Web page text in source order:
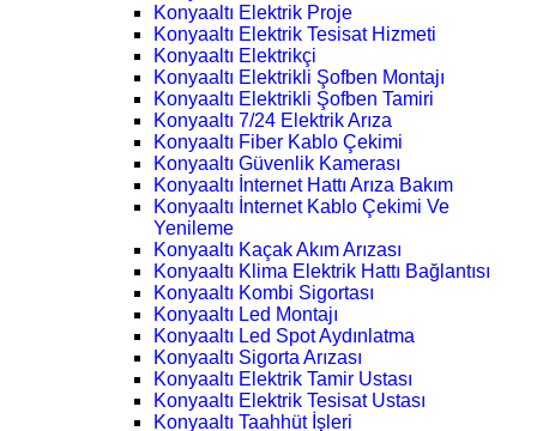
Konyaaltı Elektrik Proje
Konyaaltı Elektrik Tesisat Hizmeti
Konyaaltı Elektrikçi
Konyaaltı Elektrikli Şofben Montajı
Konyaaltı Elektrikli Şofben Tamiri
Konyaaltı 7/24 Elektrik Arıza
Konyaaltı Fiber Kablo Çekimi
Konyaaltı Güvenlik Kamerası
Konyaaltı İnternet Hattı Arıza Bakım
Konyaaltı İnternet Kablo Çekimi Ve
Yenileme
Konyaaltı Kaçak Akım Arızası
Konyaaltı Klima Elektrik Hattı Bağlantısı
Konyaaltı Kombi Sigortası
Konyaaltı Led Montajı
Konyaaltı Led Spot Aydınlatma
Konyaaltı Sigorta Arızası
Konyaaltı Elektrik Tamir Ustası
Konyaaltı Elektrik Tesisat Ustası
Konyaaltı Taahhüt İşleri